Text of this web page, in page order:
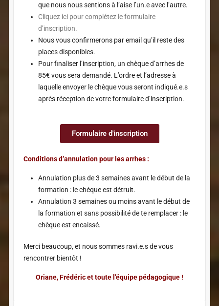
que nous nous sentions à l’aise l’un.e avec l’autre.
Cliquez ici pour complétez le formulaire
d’inscription.
Nous vous confirmerons par email qu’il reste des
places disponibles.
Pour finaliser l’inscription, un chèque d’arrhes de
85€ vous sera demandé. L’ordre et l’adresse à
laquelle envoyer le chèque vous seront indiqué.e.s
après réception de votre formulaire d’inscription.
Formulaire d'inscription
Conditions d’annulation pour les arrhes :
Annulation plus de 3 semaines avant le début de la
formation : le chèque est détruit.
Annulation 3 semaines ou moins avant le début de
la formation et sans possibilité de te remplacer : le
chèque est encaissé.
Merci beaucoup, et nous sommes ravi.e.s de vous
rencontrer bientôt !
Oriane, Frédéric et toute l’équipe pédagogique !